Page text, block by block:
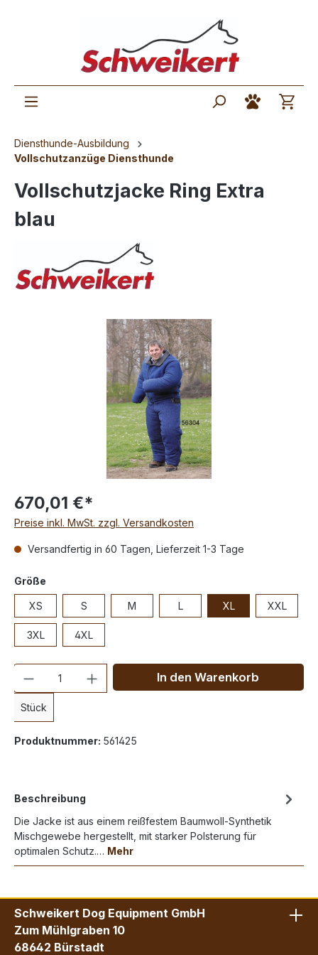
Diensthunde-Ausbildung
Vollschutzanzüge Diensthunde
Vollschutzjacke Ring Extra
blau
670,01 €*
Preise inkl. MwSt. zzgl. Versandkosten
Versandfertig in 60 Tagen, Lieferzeit 1-3 Tage
Größe
XS S M L XL XXL
3XL 4XL
Anzahl
Stück
In den Warenkorb
Produktnummer: 561425
Beschreibung
Die Jacke ist aus einem reißfestem Baumwoll-Synthetik
Mischgewebe hergestellt, mit starker Polsterung für
optimalen Schutz.… Mehr
Schweikert Dog Equipment GmbH
Zum Mühlgraben 10
68642 Bürstadt